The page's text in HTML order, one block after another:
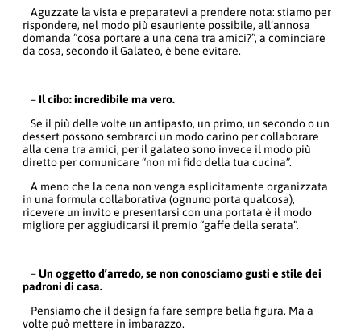
Aguzzate la vista e preparatevi a prendere nota: stiamo per
rispondere, nel modo più esauriente possibile, all’annosa
domanda “cosa portare a una cena tra amici?”, a cominciare
da cosa, secondo il Galateo, è bene evitare.
–Il cibo: incredibile ma vero.
Se il più delle volte un antipasto, un primo, un secondo o un
dessert possono sembrarci un modo carino per collaborare
alla cena tra amici, per il galateo sono invece il modo più
diretto per comunicare “non mi fido della tua cucina”.
A meno che la cena non venga esplicitamente organizzata
in una formula collaborativa (ognuno porta qualcosa),
ricevere un invito e presentarsi con una portata è il modo
migliore per aggiudicarsi il premio “gaffe della serata”.
–Un oggetto d’arredo, se non conosciamo gusti e stile dei
padroni di casa.
Pensiamo che il design fa fare sempre bella figura. Ma a
volte può mettere in imbarazzo.